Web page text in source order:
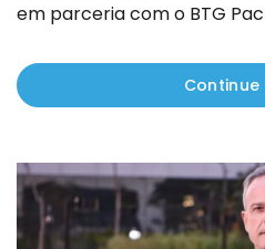
em parceria com o BTG
Continue